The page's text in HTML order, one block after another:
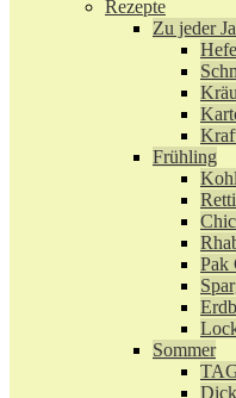
Rezepte
Zu jeder
Frühling
Pak
Sommer